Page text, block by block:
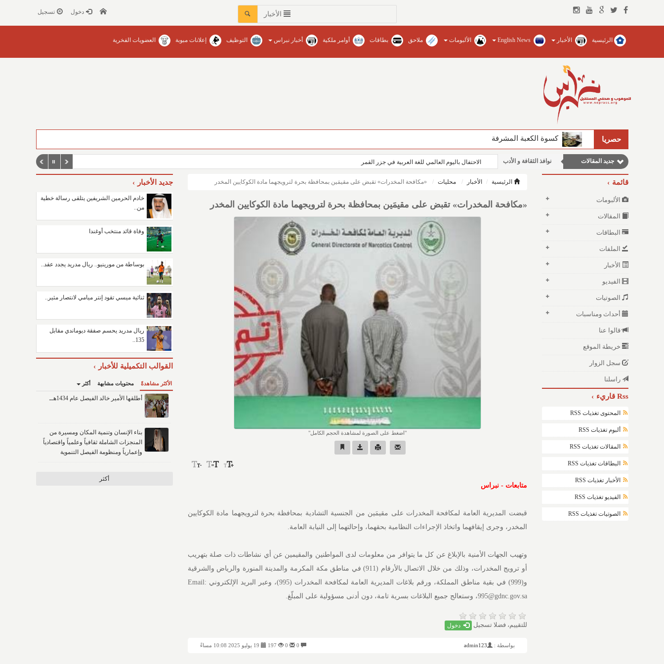
الأخبار دخول تسجيل
الرئيسية الأخبار English News الألبومات ملاحق بطاقات أوامر ملكية أخبار نبراس التوظيف إعلانات مبوبة العضويات الفخرية
حصريا كسوة الكعبة المشرفة
جديد المقالات نوافذ الثقافة و الأدب
مقالات علمية
مقالات إقتصادية
الاحتفال باليوم العالمي للغة العربية في جزر القمر
قائمة
الألبومات
المقالات
البطاقات
الملفات
الأخبار
الفيديو
الصوتيات
أحداث ومناسبات
قالوا عنا
خريطة الموقع
سجل الزوار
راسلنا
Rss قاريء
المحتوى تغذيات RSS
ألبوم تغذيات RSS
المقالات تغذيات RSS
البطاقات تغذيات RSS
الأخبار تغذيات RSS
الفيديو تغذيات RSS
الصوتيات تغذيات RSS
الرئيسية الأخبار محليات «مكافحة المخدرات» تقبض على مقيمَين بمحافظة بحرة لترويجهما مادة الكوكايين المخدر
«مكافحة المخدرات» تقبض على مقيمَين بمحافظة بحرة لترويجهما مادة الكوكايين المخدر
اضغط على الصورة لمشاهدة الحجم الكامل
متابعات - نبراس
قبضت المديرية العامة لمكافحة المخدرات على مقيمَين من الجنسية التشادية بمحافظة بحرة لترويجهما مادة الكوكايين
المخدر، وجرى إيقافهما واتخاذ الإجراءات النظامية بحقهما، وإحالتهما إلى النيابة العامة.
وتهيب الجهات الأمنية بالإبلاغ عن كل ما يتوافر من معلومات لدى المواطنين والمقيمين عن أي نشاطات ذات صلة بتهريب
أو ترويج المخدرات، وذلك من خلال الاتصال بالأرقام (911) في مناطق مكة المكرمة والمدينة المنورة والرياض والشرقية
و(999) في بقية مناطق المملكة، ورقم بلاغات المديرية العامة لمكافحة المخدرات (995)، وعبر البريد الإلكتروني Email:
995@gdnc.gov.sa، وستعالج جميع البلاغات بسرية تامة، دون أدنى مسؤولية على المبلّغ.
للتقييم، فضلا تسجيل دخول
بواسطة : admin123
197
جديد الأخبار
خادم الحرمين الشريفين يتلقى رسالة خطية
من..
وفاة قائد منتخب أوغندا
بوساطة من مورينيو.. ريال مدريد يجدد عقد..
ثنائية ميسي تقود إنتر ميامي لانتصار مثير..
ريال مدريد يحسم صفقة ديوماندي مقابل
135..
القوالب التكميلية للأخبار
الأكثر مشاهدةً محتويات مشابهة أكثر
أطلقها الأمير خالد الفيصل عام 1434هــ
بناء الإنسان وتنمية المكان ومسيرة من
المنجزات الشاملة ثقافياً وعلمياً واقتصادياً
وإعمارياً ومنظومة الفيصل التنموية
أكثر